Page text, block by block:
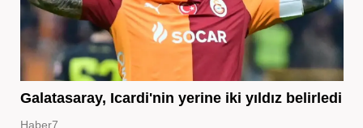
Galatasaray, Icardi'nin yerine iki yıldız belirledi
Haber7